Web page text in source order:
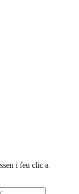
i feu clic a